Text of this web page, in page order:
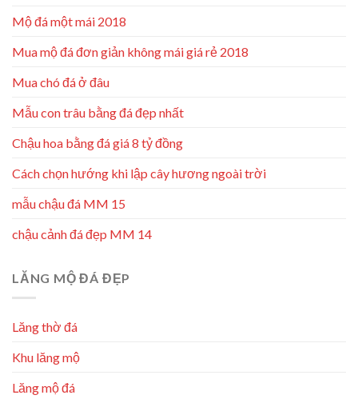
Mộ đá một mái 2018
Mua mộ đá đơn giản không mái giá rẻ 2018
Mua chó đá ở đâu
Mẫu con trâu bằng đá đẹp nhất
Chậu hoa bằng đá giá 8 tỷ đồng
Cách chọn hướng khi lập cây hương ngoài trời
mẫu chậu đá MM 15
chậu cảnh đá đẹp MM 14
LĂNG MỘ ĐÁ ĐẸP
Lăng thờ đá
Khu lăng mộ
Lăng mộ đá